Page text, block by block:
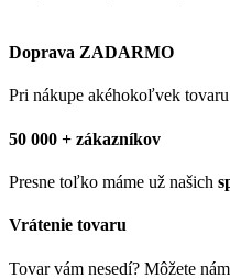
Doprava ZADARMO
Pri nákupe akéhokoľvek tovaru
50 000 + zákazníkov
Presne toľko máme už našich
Vrátenie tovaru
Tovar vám nesedí? Môžete